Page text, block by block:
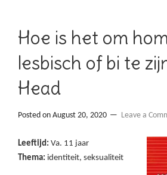
Hoe is het om
lesbisch of bi te
Head
Posted on August 20, 2020 Leave a
Leeftijd: Va. 11 jaar
Thema: identiteit, seksualiteit